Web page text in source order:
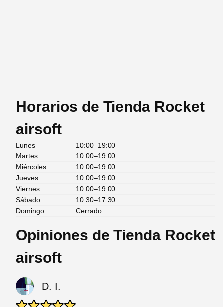
Horarios de Tienda Rocket
airsoft
Lunes
10:00–19:00
Martes
10:00–19:00
Miércoles
10:00–19:00
Jueves
10:00–19:00
Viernes
10:00–19:00
Sábado
10:30–17:30
Domingo
Cerrado
Opiniones de Tienda Rocket
airsoft
D. I.